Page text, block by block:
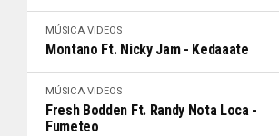
MÚSICA VIDEOS
Montano Ft. Nicky Jam - Kedaaate
MÚSICA VIDEOS
Fresh Bodden Ft. Randy Nota Loca -
Fumeteo